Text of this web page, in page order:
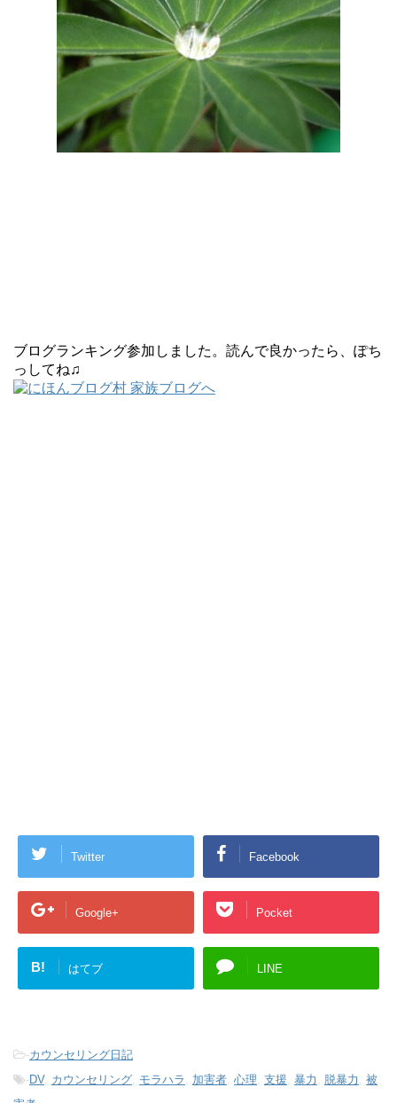
ブログランキング参加しました。読んで良かったら、ぽち
っしてね♫
Twitter Facebook
Google+ Pocket
B! はてブ LINE
-カウンセリング日記
-DV, カウンセリング, モラハラ , 加害者, 心理, 支援, 暴力 , 脱暴力 , 被